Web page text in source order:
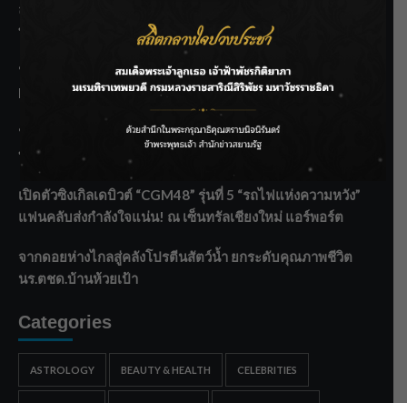
ลุยไม่หยุด!! กรมชลฯ เร่งเคลียร์ผักตบชวา-ติดตั้งเครื่องสูบน้ำ
ทั่วไทย
“BILLKIN” สร้างความภาคภูมิใจ คว้ารางวัลใหญ่ Weibo
Malaysia พร้อมโชว์สุดประทับใจ
“สุริยะ” สั่งกรมชลฯ เฝ้าระวังน้ำ 24 ชม. รับมือฝนสิงหาคม
บริหารเชิงรุกลดเสี่ยงน้ำท่วม
เปิดตัวซิงเกิลเดบิวต์ “CGM48” รุ่นที่ 5 “รถไฟแห่งความหวัง”
แฟนคลับส่งกำลังใจแน่น! ณ เซ็นทรัลเชียงใหม่ แอร์พอร์ต
จากดอยห่างไกลสู่คลังโปรตีนสัตว์น้ำ ยกระดับคุณภาพชีวิต
นร.ตชด.บ้านห้วยเป้า
Categories
ASTROLOGY BEAUTY & HEALTH CELEBRITIES